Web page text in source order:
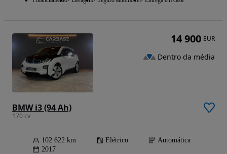
BMW i3 (94 Ah)
170 cv
102 622 km Elétrico
Automática
2017
14 900 EUR
Dentro da média